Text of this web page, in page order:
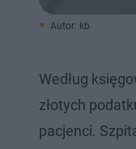
Autor: kb
Według
złotych
pacjenci.